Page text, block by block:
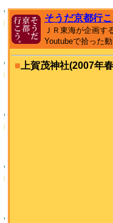
そうだ京都行こ
ＪＲ東海が企画す
Youtubeで拾った
■ 上賀茂神社(2007年